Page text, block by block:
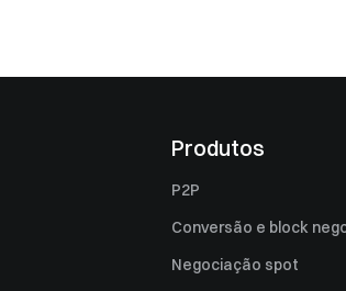
Produtos
P2P
Conversão e block
Negociação spot